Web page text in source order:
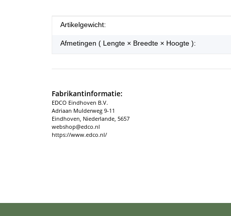
#productDetails.itemInformation#
#productDetails.itemValue#
Artikelgewicht:
Afmetingen ( Lengte × Breedte × Hoogte ):
Fabrikantinformatie:
EDCO Eindhoven B.V.
Adriaan Mulderweg 9-11
Eindhoven, Niederlande, 5657
webshop@edco.nl
https://www.edco.nl/